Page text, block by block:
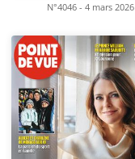
N°4046 - 4 mars 2026